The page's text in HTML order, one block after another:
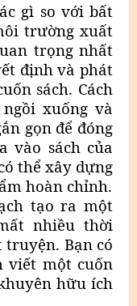
gì so với bất
trường xuất
trọng nhất
định và phát
sách. Cách
xuống và
gọn để đóng
vào sách của
thể xây dựng
hoàn chỉnh.
tạo ra một
nhiều thời
Bạn có
viết một cuốn
hữu ích